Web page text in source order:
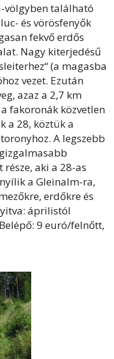
található
és vörösfenyők
fekvő erdős
Nagy kiterjedésű
(a magasba
vezet. Ezután
azaz a 2,7 km
fakoronák közvetlen
a 28, köztük a
A legszebb
aki a 28-as
a Gleinalm-ra,
erdőkre és
áprilistól
9 euró/felnőtt,